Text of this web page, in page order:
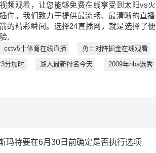
视频观看，让您能够免费在线享受到太阳vs
插件。我们致力于提供最流畅、最清晰的直
箭的精彩瞬间。选择24直播网，就是选择了
验,
cctv5十体育在线直播 勇士对阵掘金在线观看
分加时 湖人最新排名今天 2009年nba选秀
玛特要在6月30日前确定是否执行选项